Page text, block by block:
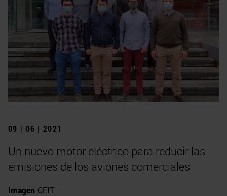
09 | 06 | 2021
Un nuevo motor eléctrico para reducir las
emisiones de los aviones comerciales
Imagen CEIT